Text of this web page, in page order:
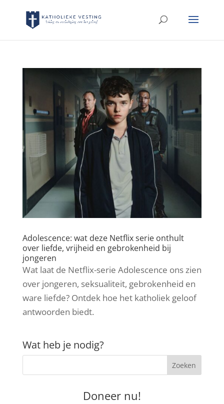
Adolescence: wat deze Netflix serie onthult
over liefde, vrijheid en gebrokenheid bij
jongeren
Wat laat de Netflix-serie Adolescence ons zien
over jongeren, seksualiteit, gebrokenheid en
ware liefde? Ontdek hoe het katholiek geloof
antwoorden biedt.
Wat heb je nodig?
Doneer nu!